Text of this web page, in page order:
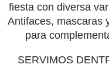
fiesta con diversa
Antifaces, mascaras
para
SERVIMOS